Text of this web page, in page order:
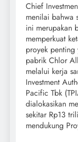
Chief
menilai bahwa
ini merupakan
memperkuat
proyek
pabrik Chlor
melalui kerja
Investment
Pacific Tbk
dialokasikan
sekitar Rp13
mendukung